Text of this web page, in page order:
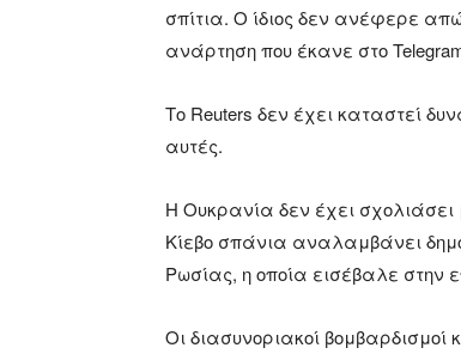
σπίτια. Ο ίδιος δεν ανέφερε
ανάρτηση που έκανε στο
Το Reuters δεν έχει καταστεί
αυτές.
Η Ουκρανία δεν έχει σχολιάσει
Κίεβο σπάνια αναλαμβάνει
Ρωσίας, η οποία εισέβαλε στην
Οι διασυνοριακοί